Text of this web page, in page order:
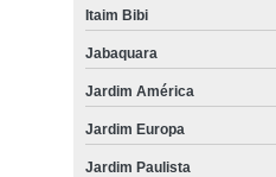
Itaim Bibi
Jabaquara
Jardim América
Jardim Europa
Jardim Paulista